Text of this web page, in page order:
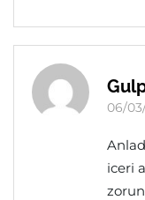
06/
iceri